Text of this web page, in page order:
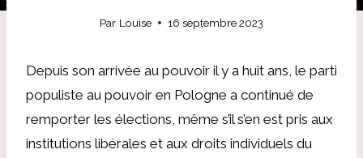
Par Louise 16 septembre 2023
Depuis son arrivée au pouvoir il y a huit ans, le parti
populiste au pouvoir en Pologne a continué de
remporter les élections, même s’il s’en est pris aux
institutions libérales et aux droits individuels du